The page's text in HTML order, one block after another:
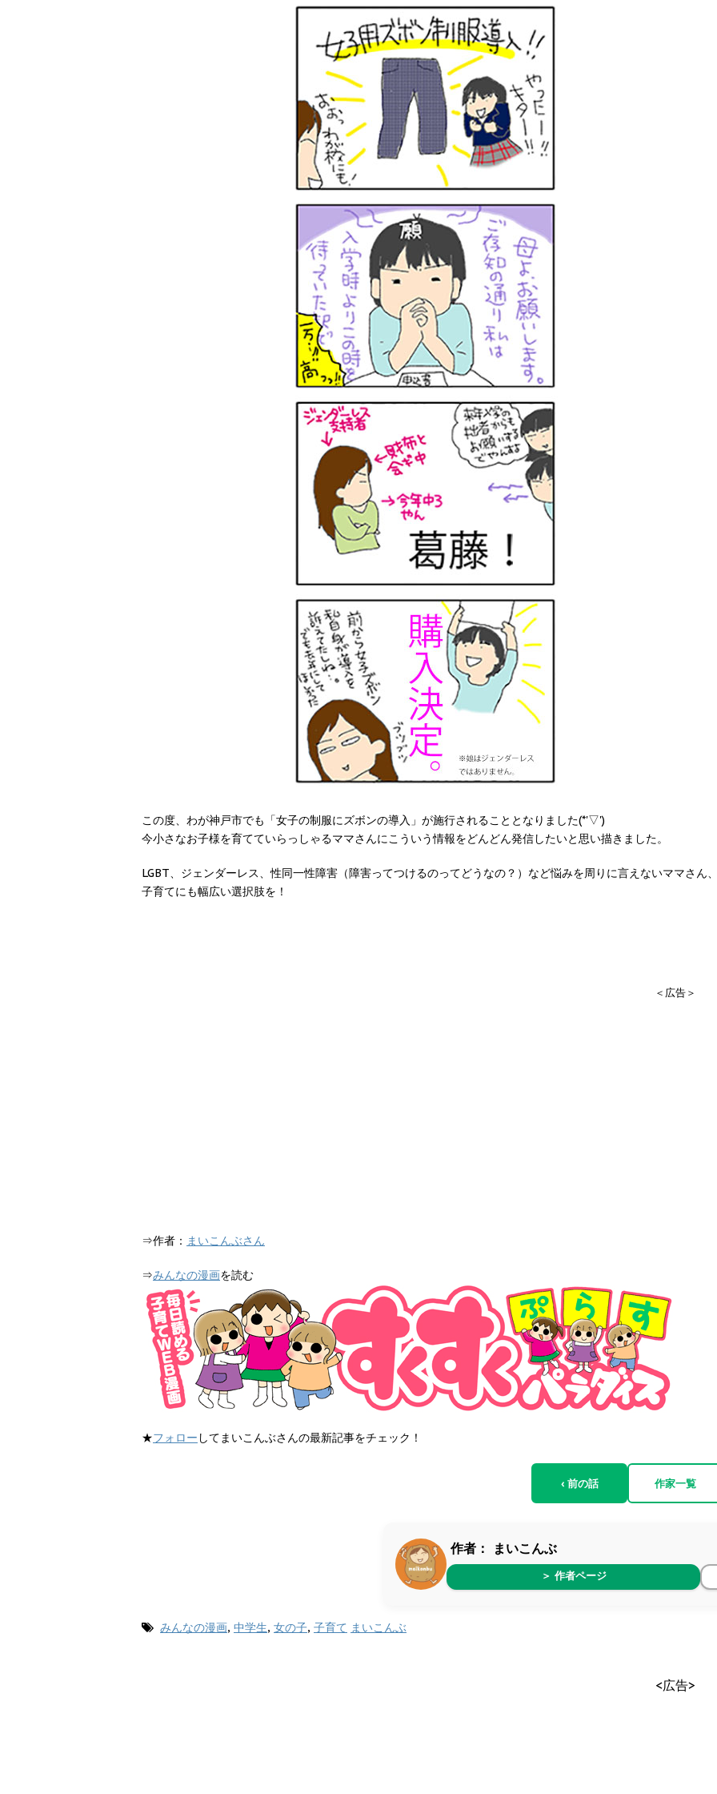
この度、わが神戸市でも「女子の制服にズボンの導入」が施行されることとなりました(*'▽')
今小さなお子様を育てていらっしゃるママさんにこういう情報をどんどん発信したいと思い描きました。
LGBT、ジェンダーレス、性同一性障害（障害ってつけるのってどうなの？）など悩みを周りに言えないママさん
子育てにも幅広い選択肢を！
＜広告＞
⇒作者： まいこんぶさん
⇒みんなの漫画を読む
★フォロー してまいこんぶさんの最新記事をチェック！
‹ 前の話 作家一覧
作者： まいこんぶ
＞ 作者ページ
みんなの漫画, 中学生, 女の子, 子育て まいこんぶ
<広告>